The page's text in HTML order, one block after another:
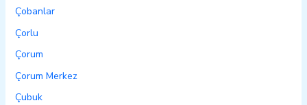
Çobanlar
Çorlu
Çorum
Çorum Merkez
Çubuk